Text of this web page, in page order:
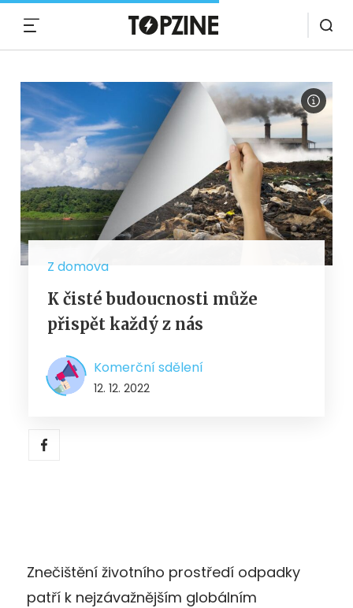
Z domova
K čisté budoucnosti může
přispět každý z nás
Komerční sdělení
12. 12. 2022
Znečištění životního prostředí odpadky
patří k nejzávažnějším globálním